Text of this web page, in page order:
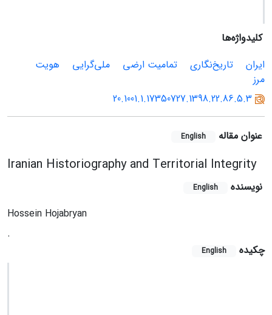
کلیدواژه‌ها
ایران
تاریخ‌‏نگاری تمامیت ارضی ملی‌‏گرایی
هویت
مرز
20.1001.1.17350727.1398.22.86.5.3
عنوان مقاله English
Iranian Historiography and Territorial Integrity
نویسنده English
Hossein Hojabryan
.
چکیده
English